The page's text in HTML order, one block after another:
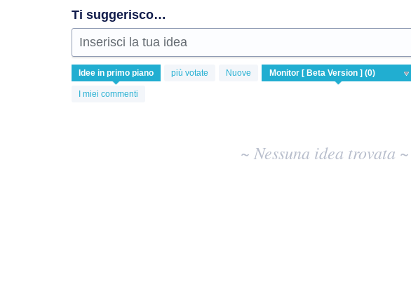
Ti suggerisco…
Inserisci la tua idea
Idee in primo piano più votate Nuove
I miei commenti
Nessuna
idea
esistente
risulta
~ Nessuna idea trovata ~